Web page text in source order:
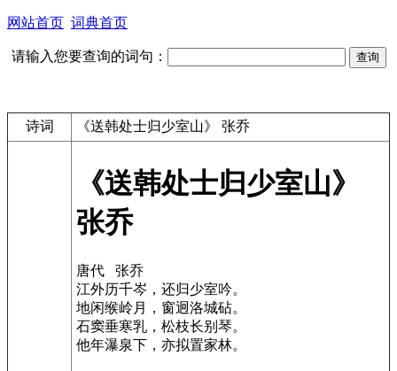
网站首页 词典首页
请输入您要查询的词句：
诗词 《送韩处士归少室山》 张乔
《送韩处士归少室山》
张乔
唐代 张乔
江外历千岑，还归少室吟。
地闲缑岭月，窗迥洛城砧。
石窦垂寒乳，松枝长别琴。
他年瀑泉下，亦拟置家林。